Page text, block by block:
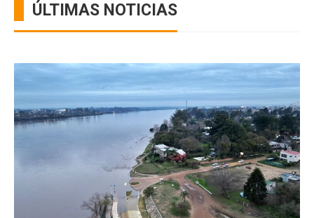
ÚLTIMAS NOTICIAS